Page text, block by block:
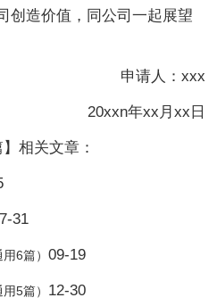
创造价值，同公司一起展望
申请人：xxx
20xxn年xx月xx日
相关文章：
31
用6篇）09-19
5篇） 12-30